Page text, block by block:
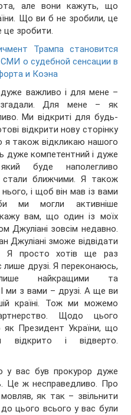
але вони кажуть, що
Що ви б не зробили, це
зробити.
Трампа становится
о судебной сенсации в
и Коэна
важливо і для мене –
Для мене – як
Ми відкриті для будь-
відкрити нову сторінку
я також відкликаю нашого
дуже компетентний і дуже
буде наполегливо
стали ближчими. Я також
і щоб він мав із вами
ми могли активніше
вам, що один із моїх
Джуліані зовсім недавно.
Джуліані зможе відвідати
Я просто хотів ще раз
друзі. Я переконаюсь,
найкращими та
ми з вами – друзі. А ще ви
країні. Тож ми можемо
Щодо цього
як Президент України, що
відкрито і відверто.
вас був прокурор дуже
Це ж несправедливо. Про
як так – звільнити
цього всього у вас були